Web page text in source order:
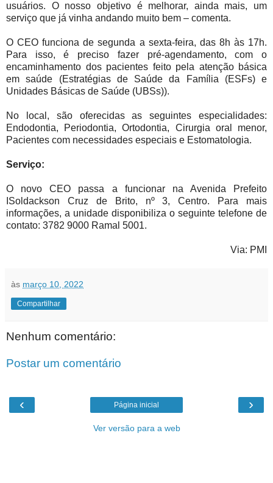
usuários. O nosso objetivo é melhorar, ainda mais, um
serviço que já vinha andando muito bem – comenta.
O CEO funciona de segunda a sexta-feira, das 8h às 17h.
Para isso, é preciso fazer pré-agendamento, com o
encaminhamento dos pacientes feito pela atenção básica
em saúde (Estratégias de Saúde da Família (ESFs) e
Unidades Básicas de Saúde (UBSs)).
No local, são oferecidas as seguintes especialidades:
Endodontia, Periodontia, Ortodontia, Cirurgia oral menor,
Pacientes com necessidades especiais e Estomatologia.
Serviço:
O novo CEO passa a funcionar na Avenida Prefeito
ISoldackson Cruz de Brito, nº 3, Centro. Para mais
informações, a unidade disponibiliza o seguinte telefone de
contato: 3782 9000 Ramal 5001.
Via: PMI
às março 10, 2022
Compartilhar
Nenhum comentário:
Postar um comentário
‹ ›
Página inicial
Ver versão para a web